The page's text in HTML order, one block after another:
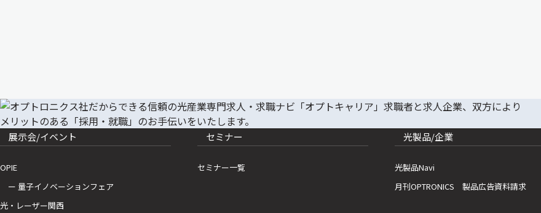
展示会/イベント
OPIE
ー 量子イノベーションフェア
光・レーザー関西
セミナー
セミナー一覧
光製品/企業
光製品Navi
月刊OPTRONICS 製品広告資料請求